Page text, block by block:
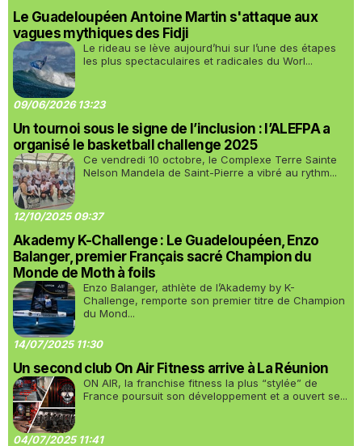
Le Guadeloupéen Antoine Martin s'attaque aux
vagues mythiques des Fidji
Le rideau se lève aujourd’hui sur l’une des étapes
les plus spectaculaires et radicales du Worl...
09/06/2026 13:23
Un tournoi sous le signe de l’inclusion : l’ALEFPA a
organisé le basketball challenge 2025
Ce vendredi 10 octobre, le Complexe Terre Sainte
Nelson Mandela de Saint-Pierre a vibré au rythm...
12/10/2025 09:37
Akademy K-Challenge : Le Guadeloupéen, Enzo
Balanger, premier Français sacré Champion du
Monde de Moth à foils
Enzo Balanger, athlète de l’Akademy by K-
Challenge, remporte son premier titre de Champion
du Mond...
14/07/2025 11:30
Un second club On Air Fitness arrive à La Réunion
ON AIR, la franchise fitness la plus “stylée” de
France poursuit son développement et a ouvert se...
04/07/2025 11:41